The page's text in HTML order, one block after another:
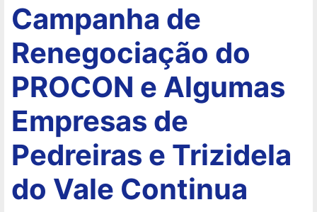
Campanha de
Renegociação do
PROCON e Algumas
Empresas de
Pedreiras e Trizidela
do Vale Continua